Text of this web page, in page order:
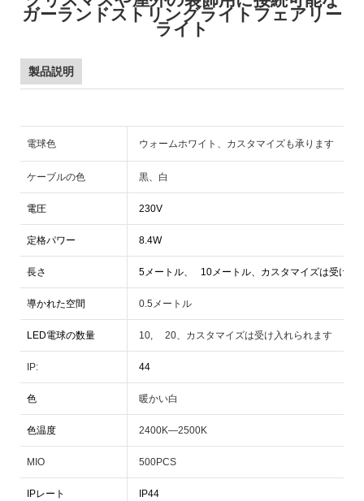
ガーランドストリングライトフェアリー
ライト
製品説明
電球色 ウォームホワイト、カスタマイズも承ります
ケーブルの色 黒、白
電圧 230V
定格パワー 8.4W
長さ 5メートル、 10メートル、カスタマイズは受け入
導かれた空間 0.5メートル
LED電球の数量 10, 20、カスタマイズは受け入れられます
IP: 44
色 暖かい白
色温度 2400K—2500K
MIO 500PCS
IPレート IP44